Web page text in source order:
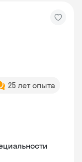
25 лет опыта